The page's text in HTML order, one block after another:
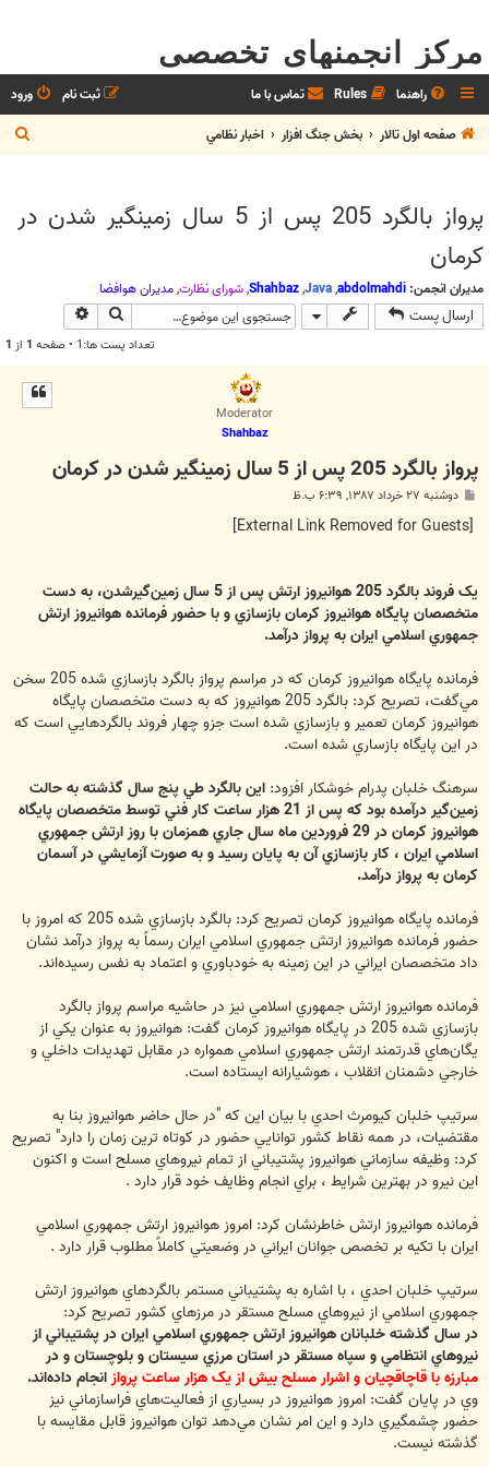
مرکز انجمنهای تخصصی
راهنما Rules تماس با ما ورود
ثبت نام
صفحه اول تالار
بخش جنگ افزار اخبار نظامي
س
پرواز بالگرد 205 پس از 5 سال زمينگير شدن در
كرمان
مدیران انجمن: abdolmahdi
,
Java
,
Shahbaz
,شوراي نظارت,مديران هوافضا
ارسال پست جستجو
تعداد پست ها:1 • صفحه 1 از 1
Moderator
Shahbaz
پرواز بالگرد 205 پس از 5 سال زمينگير شدن در كرمان
ت
دوشنبه ۲۷ خرداد ۱۳۸۷, ۶:۳۹ ب.ظ
[External Link Removed for Guests]
يک فروند بالگرد 205 هوانيروز ارتش پس از 5 سال زمين‌گيرشدن، به دست
متخصصان پايگاه هوانيروز کرمان بازسازي و با حضور فرمانده هوانيروز ارتش
جمهوري اسلامي ايران به پرواز درآمد.
فرمانده پايگاه هوانيروز کرمان که در مراسم پرواز بالگرد بازسازي شده 205 سخن
مي‌گفت، تصريح کرد: بالگرد 205 هوانيروز که به دست متخصصان پايگاه
هوانيروز کرمان تعمير و بازسازي شده است جزو چهار فروند بالگردهايي است که
در اين پايگاه بازساري شده است.
سرهنگ خلبان پدرام خوشکار افزود: اين بالگرد طي پنج سال گذشته به حالت
زمين‌گير درآمده بود که پس از 21 هزار ساعت کار فني توسط متخصصان پايگاه
هوانيروز کرمان در 29 فروردين ماه سال جاري همزمان با روز ارتش جمهوري
اسلامي ايران ، کار بازسازي آن به پايان رسيد و به صورت آزمايشي در آسمان
کرمان به پرواز درآمد.
فرمانده پايگاه هوانيروز کرمان تصريح کرد: بالگرد بازسازي شده 205 که امروز با
حضور فرمانده هوانيروز ارتش جمهوري اسلامي ايران رسماً به پرواز در‌آمد نشان
داد متخصصان ايراني در اين زمينه به خودباوري و اعتماد به نفس رسيده‌اند.
فرمانده هوانيروز ارتش جمهوري اسلامي نيز در حاشيه مراسم پرواز بالگرد
بازسازي شده 205 در پايگاه هوانيروز کرمان گفت: هوانيروز به عنوان يکي از
يگان‌هاي قدرتمند ارتش جمهوري اسلامي همواره در مقابل تهديدات داخلي و
خارجي دشمنان انقلاب ، هوشيارانه ايستاده است.
سرتيپ خلبان کيومرث احدي با بيان اين که "در حال حاضر هوانيروز بنا به
مقتضيات، در همه نقاط کشور توانايي حضور در کوتاه ترين زمان را دارد" تصريح
کرد: وظيفه سازماني هوانيروز پشتيباني از تمام نيروهاي مسلح است و اکنون
اين نيرو در بهترين شرايط ، براي انجام وظايف خود قرار دارد .
فرمانده هوانيروز ارتش خاطرنشان کرد: امروز هوانيروز ارتش جمهوري اسلامي
ايران با تکيه بر تخصص جوانان ايراني در وضعيتي کاملاً مطلوب قرار دارد .
سرتيپ خلبان احدي ، با اشاره به پشتيباني مستمر بالگردهاي هوانيروز ارتش
جمهوري اسلامي از نيروهاي مسلح مستقر در مرزهاي کشور تصريح کرد:
در سال گذشته خلبانان هوانيروز ارتش جمهوري اسلامي ايران در پشتيباني از
نيروهاي انتظامي و سپاه مستقر در استان مرزي سيستان و بلوچستان و در
مبارزه با قاچاقچيان و اشرار مسلح بيش از يک هزار ساعت پروازانجام داده‌اند.
وي در پايان گفت: امروز هوانيروز در بسياري از فعاليت‌هاي فراسازماني نيز
حضور چشمگيري دارد و اين امر نشان مي‌دهد توان هوانيروز قابل مقايسه با
گذشته نيست.